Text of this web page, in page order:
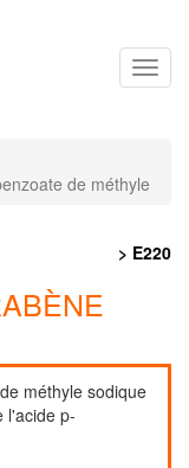
de méthyle
> E220
méthyle sodique
l'acide p-